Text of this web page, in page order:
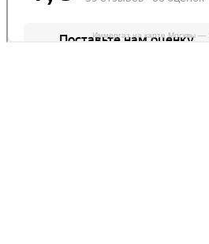
Иммергаз на карте Москвы —